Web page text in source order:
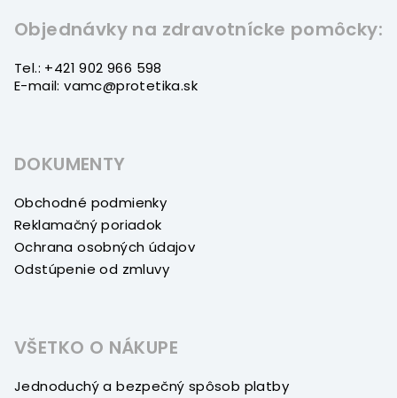
Objednávky na zdravotnícke pomôcky:
Tel.: +421 902 966 598
E-mail: vamc@protetika.sk
DOKUMENTY
Obchodné podmienky
Reklamačný poriadok
Ochrana osobných údajov
Odstúpenie od zmluvy
VŠETKO O NÁKUPE
Jednoduchý a bezpečný spôsob platby